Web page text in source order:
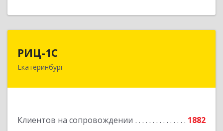
РИЦ-1С
Екатеринбург
Клиентов на сопровождении
1882
620102, Свердловская обл, Екатеринбург г,